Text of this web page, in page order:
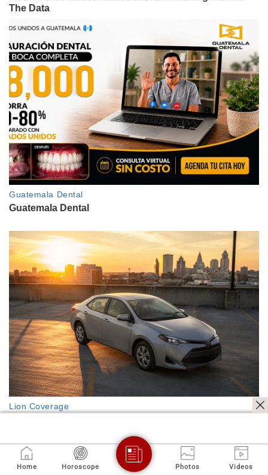
Home Horoscope Photos Videos